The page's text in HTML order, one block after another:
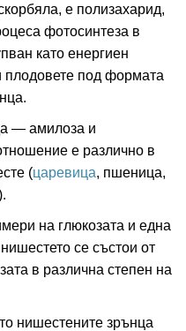
е полизахарид,
фотосинтеза в
като енергиен
плодовете под формата
— амилоза и
е различно в
(царевица, пшеница,
на глюкозата и една
се състои от
в различна степен на
нишестените зрънца